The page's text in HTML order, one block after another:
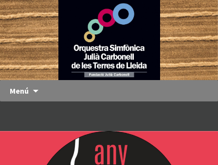
OJC
Orquestra
Simfònica
Julià
Carbonell
de les
Terres de
Lleida
Menú